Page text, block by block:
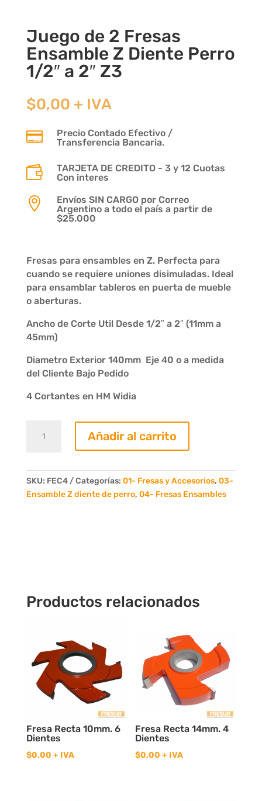
Juego de 2 Fresas
Ensamble Z Diente Perro
1/2″ a 2″ Z3
$0,00 + IVA

Precio Contado Efectivo /
Transferencia Bancaria.

TARJETA DE CREDITO - 3 y 12 Cuotas
Con interes

Envíos SIN CARGO por Correo
Argentino a todo el país a partir de
$25.000
Fresas para ensambles en Z. Perfecta para
cuando se requiere uniones disimuladas. Ideal
para ensamblar tableros en puerta de mueble
o aberturas.
Ancho de Corte Util Desde 1/2″ a 2″ (11mm a
45mm)
Diametro Exterior 140mm Eje 40 o a medida
del Cliente Bajo Pedido
4 Cortantes en HM Widia
Ensamble
Z
Añadir al carrito
SKU: FEC4 Categorías: 01- Fresas y Accesorios, 03-
Ensamble Z diente de perro, 04- Fresas Ensambles
Productos relacionados
Fresa Recta 10mm. 6
Dientes
$0,00 + IVA
Fresa Recta 14mm. 4
Dientes
$0,00 + IVA